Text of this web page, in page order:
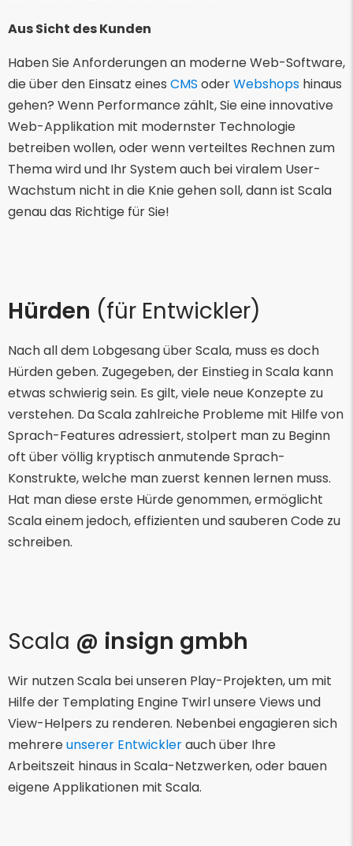
Aus Sicht des Kunden
Haben Sie Anforderungen an moderne Web-Software,
die über den Einsatz eines CMS oderWebshops hinaus
gehen? Wenn Performance zählt, Sie eine innovative
Web-Applikation mit modernster Technologie
betreiben wollen, oder wenn verteiltes Rechnen zum
Thema wird und Ihr System auch bei viralem User-
Wachstum nicht in die Knie gehen soll, dann ist Scala
genau das Richtige für Sie!
Hürden (für Entwickler)
Nach all dem Lobgesang über Scala, muss es doch
Hürden geben. Zugegeben, der Einstieg in Scala kann
etwas schwierig sein. Es gilt, viele neue Konzepte zu
verstehen. Da Scala zahlreiche Probleme mit Hilfe von
Sprach-Features adressiert, stolpert man zu Beginn
oft über völlig kryptisch anmutende Sprach-
Konstrukte, welche man zuerst kennen lernen muss.
Hat man diese erste Hürde genommen, ermöglicht
Scala einem jedoch, effizienten und sauberen Code zu
schreiben.
Scala @ insign gmbh
Wir nutzen Scala bei unseren Play-Projekten, um mit
Hilfe der Templating Engine Twirl unsere Views und
View-Helpers zu renderen. Nebenbei engagieren sich
mehrereunserer Entwicklerauch über Ihre
Arbeitszeit hinaus in Scala-Netzwerken, oder bauen
eigene Applikationen mit Scala.